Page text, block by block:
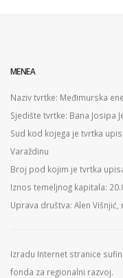
MENEA
Naziv tvrtke: Međimurska
Sjedište tvrtke: Bana Josipa
Sud kod kojega je tvrtka
Varaždinu
Broj pod kojim je tvrtka
Iznos temeljnog kapitala:
Uprava društva: Alen Višnjić,
Izradu Internet stranice
fonda za regionalni razvoj.